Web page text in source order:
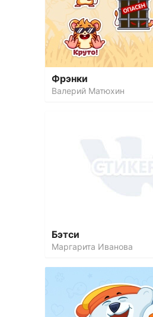
Фрэнки
Валерий Матюхин
Бэтси
Маргарита Иванова